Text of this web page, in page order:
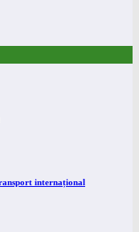
internațional